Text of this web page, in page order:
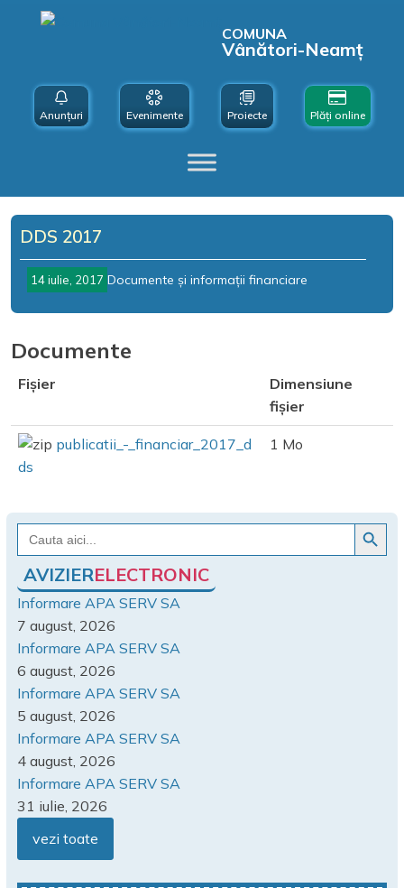
COMUNA
Vânători-Neamț
Anunțuri Evenimente Proiecte Plăți online
DDS 2017
14 iulie, 2017 Documente și informații financiare
Documente
Fișier
Dimensiune
fișier
publicatii_-_financiar_2017_d
ds
1 Mo
Search
for:
Search Button
AVIZIERELECTRONIC
Informare APA SERV SA
7 august, 2026
Informare APA SERV SA
6 august, 2026
Informare APA SERV SA
5 august, 2026
Informare APA SERV SA
4 august, 2026
Informare APA SERV SA
31 iulie, 2026
vezi toate